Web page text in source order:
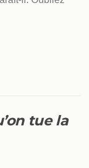
tue la